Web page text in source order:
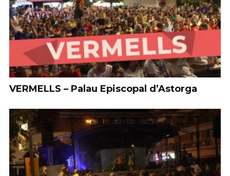
VERMELLS – Palau Episcopal d’Astorga